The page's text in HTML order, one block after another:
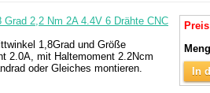
2,2 Nm 2A 4.4V 6 Drähte CNC
1,8Grad und Größe
2.0A, mit Haltemoment 2.2Ncm
oder Gleiches montieren.
In